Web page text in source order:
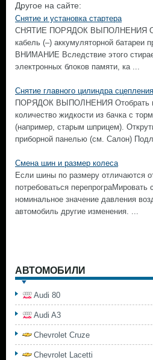
Другое на сайте:
Снятие и установка стартера
СНЯТИЕ ПОРЯДОК ВЫПОЛНЕНИЯ
кабель (–) аккумуляторной батареи
ВНИМАНИЕ Вследствие этого
электронных блоков памяти, ка ...
Снятие главного цилиндра сцепления
ПОРЯДОК ВЫПОЛНЕНИЯ Отобрать
количество жидкости из бачка с
(например, старым шприцем).
приборной панелью (см. Салон)
Смена шин и размер колеса
Если шины по размеру отличаются
потребоваться перепрограМировать
номинальное значение давления
автомобиль другие изменения. ...
АВТОМОБИЛИ
Audi 80
Audi A3
Chevrolet Cruze
Chevrolet Lacetti